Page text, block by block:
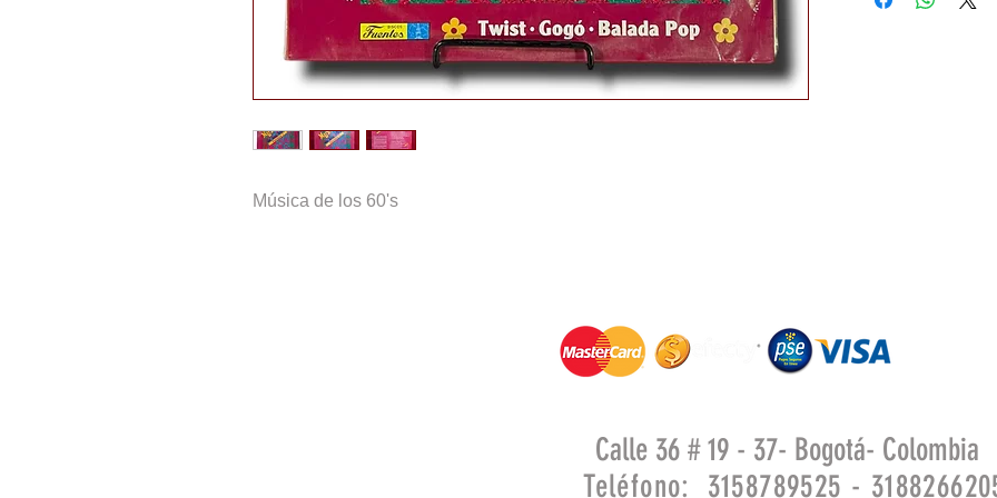
Música de los 60's
Calle 36 # 19 - 37- Bogotá- Colombia
Teléfono: 3158789525 -